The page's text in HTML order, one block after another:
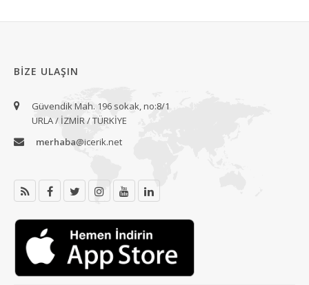
BIZE ULAŞIN
Güvendik Mah. 196 sokak, no:8/1
URLA / İZMİR / TÜRKİYE
merhaba@icerik.net